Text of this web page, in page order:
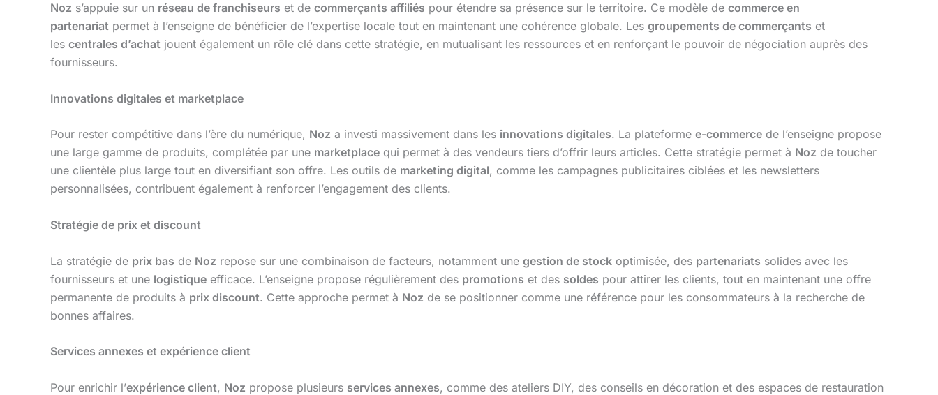
Noz s’appuie sur un réseau de franchiseurs et de commerçants affiliés pour étendre sa présence sur le territoire. Ce modèle de commerce en
partenariat permet à l’enseigne de bénéficier de l’expertise locale tout en maintenant une cohérence globale. Les groupements de commerçants et
les centrales d’achat jouent également un rôle clé dans cette stratégie, en mutualisant les ressources et en renforçant le pouvoir de négociation auprès des
fournisseurs.
Innovations digitales et marketplace
Pour rester compétitive dans l’ère du numérique, Noz a investi massivement dans les innovations digitales. La plateforme e-commerce de l’enseigne propose
une large gamme de produits, complétée par une marketplace qui permet à des vendeurs tiers d’offrir leurs articles. Cette stratégie permet à Noz de toucher
une clientèle plus large tout en diversifiant son offre. Les outils de marketing digital, comme les campagnes publicitaires ciblées et les newsletters
personnalisées, contribuent également à renforcer l’engagement des clients.
Stratégie de prix et discount
La stratégie de prix bas de Noz repose sur une combinaison de facteurs, notamment une gestion de stock optimisée, des partenariats solides avec les
fournisseurs et une logistique efficace. L’enseigne propose régulièrement des promotions et des soldes pour attirer les clients, tout en maintenant une offre
permanente de produits à prix discount. Cette approche permet à Noz de se positionner comme une référence pour les consommateurs à la recherche de
bonnes affaires.
Services annexes et expérience client
Pour enrichir l’expérience client, Noz propose plusieurs services annexes, comme des ateliers DIY, des conseils en décoration et des espaces de restauration